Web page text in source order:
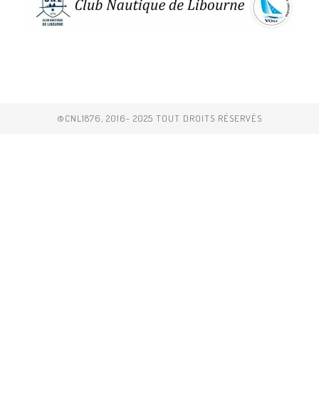
©CNL1876, 2016- 2025 TOUT DROITS RÉSERVÉS